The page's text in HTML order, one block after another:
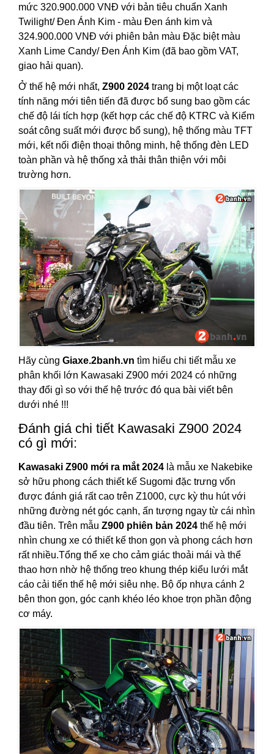
mức 320.900.000 VNĐ với bản tiêu chuẩn Xanh
Twilight/ Đen Ánh Kim - màu Đen ánh kim và
324.900.000 VNĐ với phiên bản màu Đặc biệt màu
Xanh Lime Candy/ Đen Ánh Kim (đã bao gồm VAT,
giao hải quan).
Ở thế hệ mới nhất, Z900 2024 trang bị một loạt các
tính năng mới tiên tiến đã được bổ sung bao gồm các
chế độ lái tích hợp (kết hợp các chế độ KTRC và Kiểm
soát công suất mới được bổ sung), hệ thống màu TFT
mới, kết nối điện thoại thông minh, hệ thống đèn LED
toàn phần và hệ thống xả thải thân thiện với môi
trường hơn.
Hãy cùng Giaxe.2banh.vn tìm hiểu chi tiết mẫu xe
phân khối lớn Kawasaki Z900 mới 2024 có những
thay đổi gì so với thế hệ trước đó qua bài viết bên
dưới nhé !!!
Đánh giá chi tiết Kawasaki Z900 2024
có gì mới:
Kawasaki Z900 mới ra mắt 2024 là mẫu xe Nakebike
sở hữu phong cách thiết kế Sugomi đặc trưng vốn
được đánh giá rất cao trên Z1000, cực kỳ thu hút với
những đường nét góc cạnh, ấn tượng ngay từ cái nhìn
đầu tiên. Trên mẫu Z900 phiên bản 2024 thế hệ mới
nhìn chung xe có thiết kế thon gọn và phong cách hơn
rất nhiều.Tổng thể xe cho cảm giác thoải mái và thể
thao hơn nhờ hệ thống treo khung thép kiểu lưới mắt
cáo cải tiến thế hệ mới siêu nhẹ. Bộ ốp nhựa cánh 2
bên thon gọn, góc cạnh khéo léo khoe trọn phần động
cơ máy.